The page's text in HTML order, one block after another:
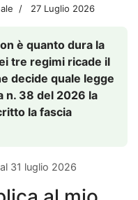
27 Luglio 2026
è quanto dura la
tre regimi ricade il
decide quale legge
n. 38 del 2026 la
la fascia
31 luglio 2026